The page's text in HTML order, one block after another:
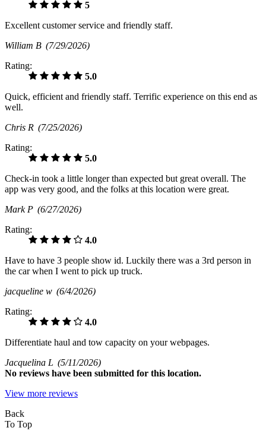
5
Excellent customer service and friendly staff.
William B (7/29/2026)
Rating:
5.0
Quick, efficient and friendly staff. Terrific experience on this end as
well.
Chris R (7/25/2026)
Rating:
5.0
Check-in took a little longer than expected but great overall. The
app was very good, and the folks at this location were great.
Mark P (6/27/2026)
Rating:
4.0
Have to have 3 people show id. Luckily there was a 3rd person in
the car when I went to pick up truck.
jacqueline w (6/4/2026)
Rating:
4.0
Differentiate haul and tow capacity on your webpages.
Jacquelina L (5/11/2026)
No reviews have been submitted for this location.
View more reviews
Back
To Top